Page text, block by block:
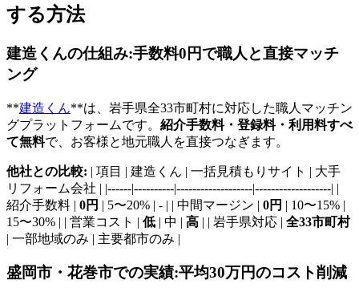
する方法
建造くんの仕組み:手数料0円で職人と直接マッチ
ング
**建造くん**は、岩手県全33市町村に対応した職人マッチン
グプラットフォームです。 紹介手数料・登録料・利用料すべ
て無料で、お客様と地元職人を直接つなぎます。
他社との比較: | 項目 | 建造くん | 一括見積もりサイト | 大手
リフォーム会社 | |------|----------|-------------------|-------------------| |
紹介手数料 | 0円 | 5〜20% | - | | 中間マージン | 0円 | 10〜15% |
15〜30% | | 営業コスト | 低 | 中 | 高 | | 岩手県対応 | 全33市町村
| 一部地域のみ | 主要都市のみ |
盛岡市・花巻市での実績:平均30万円のコスト削減